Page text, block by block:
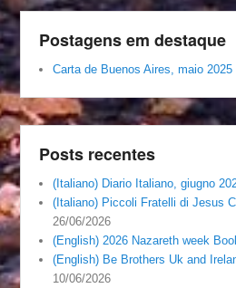
Postagens em destaque
Carta de Buenos Aires, maio 2025
Posts recentes
(Italiano) Diario Italiano, giugno
(Italiano) Piccoli Fratelli di Jesus
26/06/2026
(English) 2026 Nazareth week
(English) Be Brothers Uk and
10/06/2026